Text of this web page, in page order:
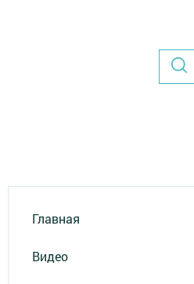
Главная
Видео